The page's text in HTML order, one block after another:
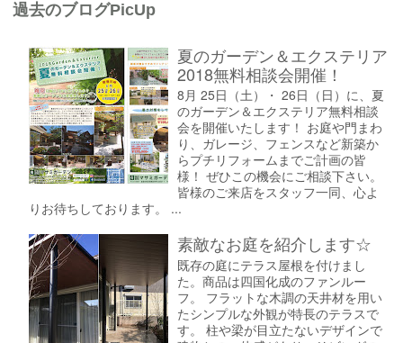
過去のブログPicUp
夏のガーデン＆エクステリア
2018無料相談会開催！
8月 25日（土）・ 26日（日）に、夏
のガーデン＆エクステリア無料相談
会を開催いたします！ お庭や門まわ
り、ガレージ、フェンスなど新築か
らプチリフォームまでご計画の皆
様！ ぜひこの機会にご相談下さい。
皆様のご来店をスタッフ一同、心よ
りお待ちしております。 ...
素敵なお庭を紹介します☆
既存の庭にテラス屋根を付けまし
た。商品は四国化成のファンルー
フ。 フラットな木調の天井材を用い
たシンプルな外観が特長のテラスで
す。 柱や梁が目立たないデザインで